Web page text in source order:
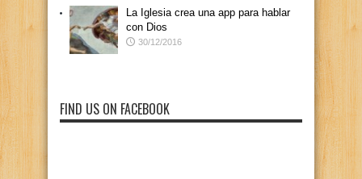
La Iglesia crea una app para hablar
con Dios
30/12/2016
FIND US ON FACEBOOK